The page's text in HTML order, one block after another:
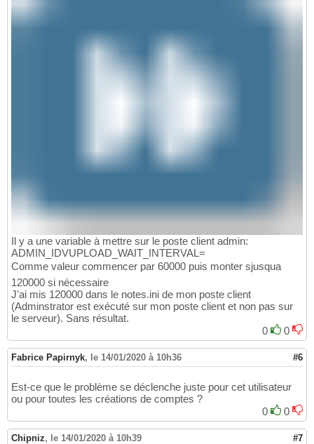
Il y a une variable à mettre sur le poste client admin:
ADMIN_IDVUPLOAD_WAIT_INTERVAL=
Comme valeur commencer par 60000 puis monter sjusqua
120000 si nécessaire
J'ai mis 120000 dans le notes.ini de mon poste client
(Adminstrator est exécuté sur mon poste client et non pas sur
le serveur). Sans résultat.
0
0
Fabrice Papirnyk, le 14/01/2020 à 10h36 #6
Est-ce que le problème se déclenche juste pour cet utilisateur
ou pour toutes les créations de comptes ?
0
0
Chipniz, le 14/01/2020 à 10h39 #7